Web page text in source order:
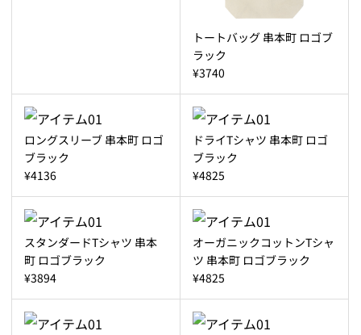
トートバッグ 串本町 ロゴブ
ラック
¥3740
ロングスリーブ 串本町 ロゴ
ブラック
¥4136
ドライTシャツ 串本町 ロゴ
ブラック
¥4825
スタンダードTシャツ 串本
町 ロゴブラック
¥3894
オーガニックコットンTシャ
ツ 串本町 ロゴブラック
¥4825